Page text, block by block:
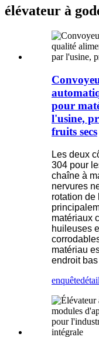
élévateur à
pour
l'usine,
fruits secs
Les deux
304 pour
chaîne à
nervures
rotation de
matériaux
huileuses
matériau
endroit
enquêtedétail